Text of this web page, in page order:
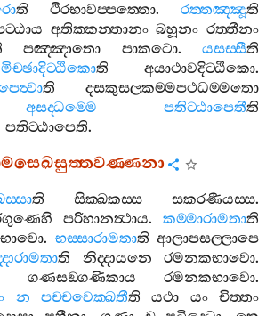
ති ථිරභාවප‍්පත‍්තො.රත‍්තඤ‍්ඤූති
අතික‍්කන‍්තානං බහූනං රත‍්තීනං
පඤ‍්ඤාතො පාකටො. යසස‍්සීති
මිච‍්ඡාදිට‍්ඨිකොති අයාථාවදිට‍්ඨිකො.
ති
දසකුසලකම‍්මපථධම‍්මතො
අසද‍්ධම‍්මෙ පතිට‍්ඨාපෙතීති
පතිට‍්ඨාපෙති.
ති සික‍්ඛකස‍්ස සකරණීයස‍්ස.
පරිහානත්‍ථාය. කම‍්මාරාමතාති
. භස‍්සාරාමතාති ආලාපසල‍්ලාපෙ
ති නිද‍්දායනෙ රමනකභාවො.
ගණසඞ‍්ගණිකාය රමනකභාවො.
න පච‍්චවෙක‍්ඛතීති යථා යං
චිත‍්තං